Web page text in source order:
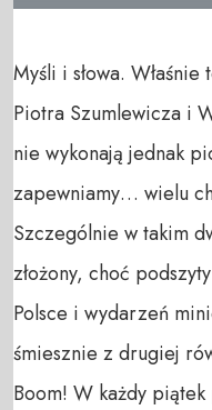
Myśli i słowa.
Piotra Szumlewicza i
nie wykonają jednak
zapewniamy… wielu
Szczególnie w takim
złożony, choć
Polsce i wydarzeń
śmiesznie z drugiej
Boom! W każdy